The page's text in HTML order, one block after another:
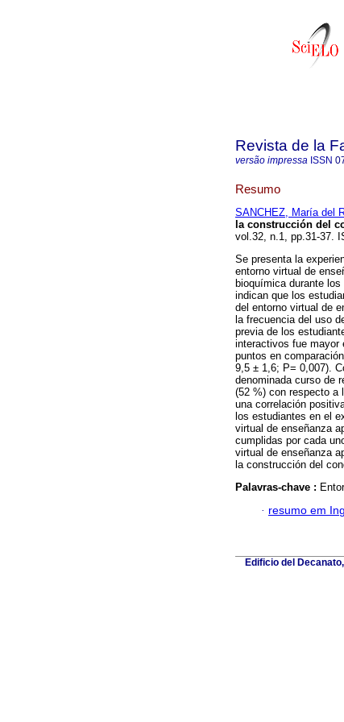
Revista de la
versão impressa ISSN
Resumo
SANCHEZ, María del
la construcción del
vol.32, n.1, pp.31-37.
Se presenta la
entorno virtual de
bioquímica durante
indican que los
del entorno virtual de
la frecuencia del uso
previa de los
interactivos fue mayor
puntos en
9,5 ± 1,6; P= 0,007).
denominada curso de
(52 %) con respecto a
una correlación
los estudiantes en el
virtual de enseñanza
cumplidas por cada
virtual de enseñanza
la construcción del
Palavras-chave :
· resumo em
Edificio del